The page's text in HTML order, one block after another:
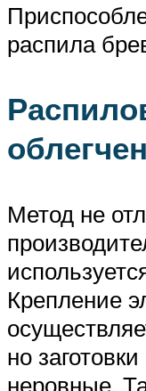
распила
Метод не
Крепление
но
неровные.